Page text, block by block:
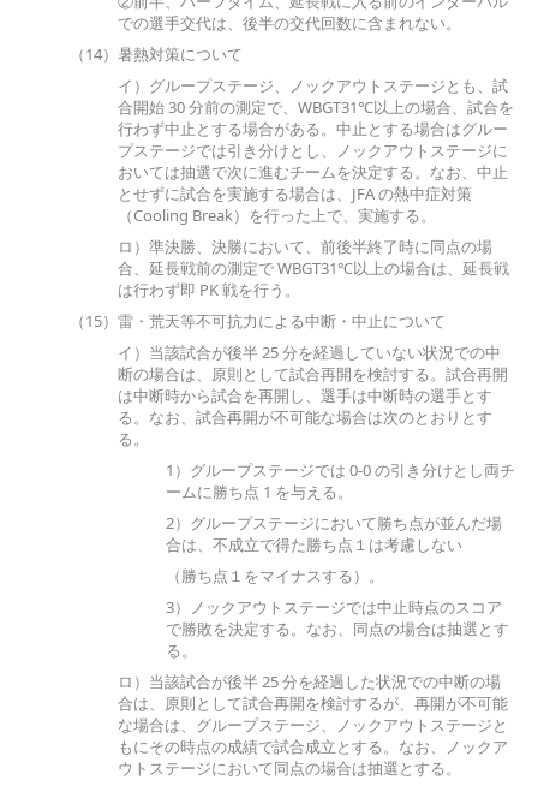
での選手交代は、後半の交代回数に含まれない。
（14）暑熱対策について
イ）グループステージ、ノックアウトステージとも、試
合開始 30 分前の測定で、WBGT31℃以上の場合、試合を
行わず中止とする場合がある。中止とする場合はグルー
プステージでは引き分けとし、ノックアウトステージに
おいては抽選で次に進むチームを決定する。なお、中止
とせずに試合を実施する場合は、JFA の熱中症対策
（Cooling Break）を行った上で、実施する。
ロ）準決勝、決勝において、前後半終了時に同点の場
合、延長戦前の測定で WBGT31℃以上の場合は、延長戦
は行わず即 PK 戦を行う。
（15）雷・荒天等不可抗力による中断・中止について
イ）当該試合が後半 25 分を経過していない状況での中
断の場合は、原則として試合再開を検討する。試合再開
は中断時から試合を再開し、選手は中断時の選手とす
る。なお、試合再開が不可能な場合は次のとおりとす
る。
1）グループステージでは 0-0 の引き分けとし両チ
ームに勝ち点 1 を与える。
2）グループステージにおいて勝ち点が並んだ場
合は、不成立で得た勝ち点１は考慮しない
（勝ち点１をマイナスする）。
3）ノックアウトステージでは中止時点のスコア
で勝敗を決定する。なお、同点の場合は抽選とす
る。
ロ）当該試合が後半 25 分を経過した状況での中断の場
合は、原則として試合再開を検討するが、再開が不可能
な場合は、グループステージ、ノックアウトステージと
もにその時点の成績で試合成立とする。なお、ノックア
ウトステージにおいて同点の場合は抽選とする。